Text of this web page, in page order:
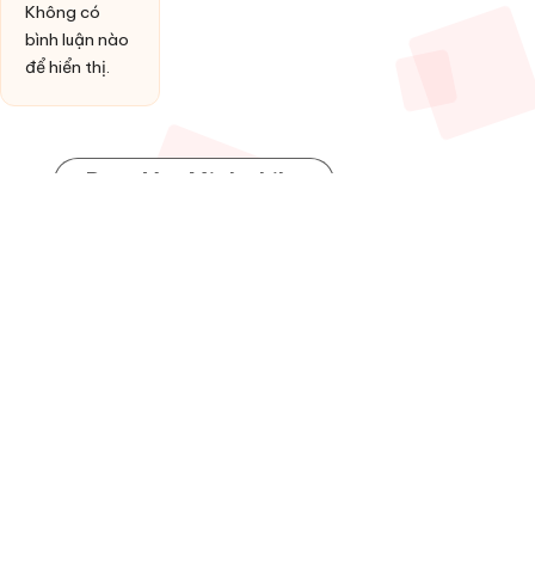
Không có
bình luận nào
để hiển thị.
Post You Might Like